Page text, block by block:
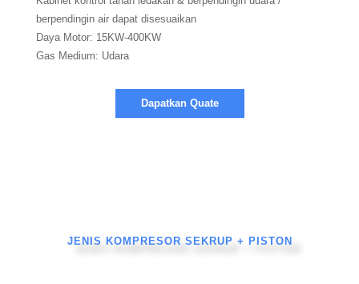
berpendingin air dapat disesuaikan
Daya Motor: 15KW-400KW
Gas Medium: Udara
Dapatkan Quate
JENIS KOMPRESOR SEKRUP + PISTON